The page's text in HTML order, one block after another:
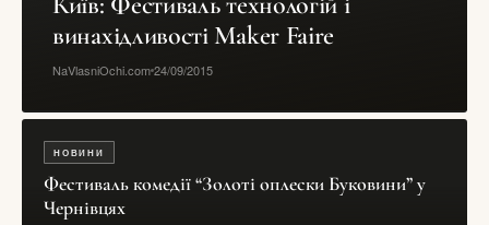
винахідливості Maker Faire
NaVlasniOchi.com24/09/2015
НОВИНИ
Фестиваль комедії “Золоті оплески Буковини” у
Чернівцях